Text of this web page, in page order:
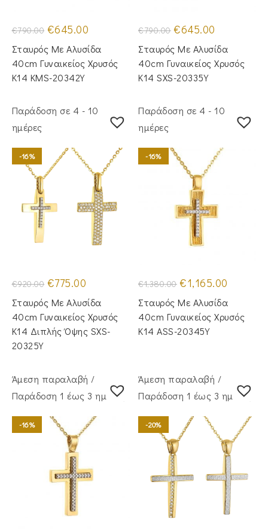
€790.00 Original
price
was:
€790.00.
€645.00
τιμή
είναι:
€645.00.
Σταυρός Με Αλυσίδα
40cm Γυναικείος Χρυσός
Κ14 KMS-20342Y
€790.00 Original
price
was:
€790.00.
€645.00
τιμή
είναι:
€645.00.
Σταυρός Mε Aλυσίδα
40cm Γυναικείος Χρυσός
Κ14 SXS-20335Y
Παράδοση σε 4 - 10
ημέρες
-16%
€920.00 Original
price
was:
€920.00.
€775.00
τιμή
είναι:
€775.00.
Σταυρός Με Αλυσίδα
40cm Γυναικείος Χρυσός
Κ14 Διπλής Όψης SXS-
20325Y
Παράδοση σε 4 - 10
ημέρες
-16%
€1,380.00 Original
price
was:
€1,380.00.
€1,165.00
είναι:
€1,165.00.
Σταυρός Mε Aλυσίδα
40cm Γυναικείος Χρυσός
Κ14 ASS-20345Y
Άμεση παραλαβή /
Παράδoση 1 έως 3 ημέρες
-16%
Άμεση παραλαβή /
Παράδoση 1 έως 3 ημέρες
-20%